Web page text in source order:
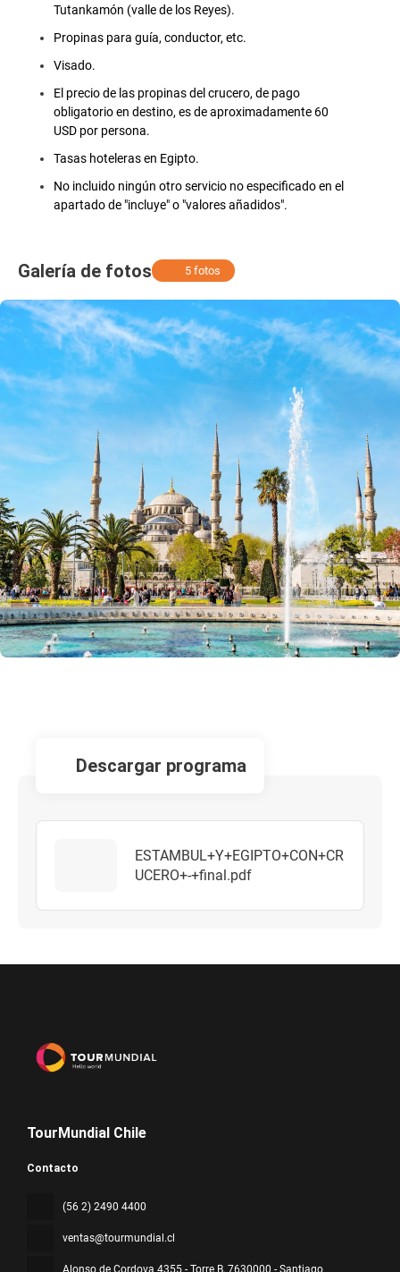
Tutankamón (valle de los Reyes).
Propinas para guía, conductor, etc.
Visado.
El precio de las propinas del crucero, de pago
obligatorio en destino, es de aproximadamente 60
USD por persona.
Tasas hoteleras en Egipto.
No incluido ningún otro servicio no especificado en el
apartado de "incluye" o "valores añadidos".
Galería de fotos 5 fotos
descargar programa
ESTAMBUL+Y+EGIPTO+CON+CR
UCERO+-+final.pdf
TourMundial Chile
Contacto
(56 2) 2490 4400
ventas@tourmundial.cl